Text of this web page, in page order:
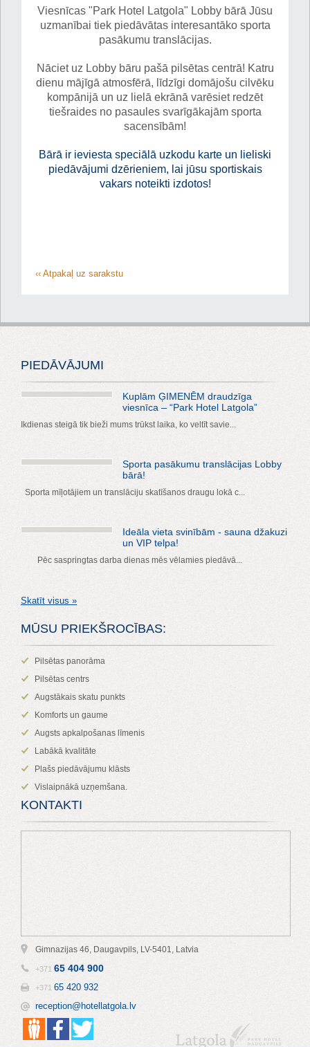
Viesnīcas "Park Hotel Latgola" Lobby bārā Jūsu
uzmanībai tiek piedāvātas interesantāko sporta
pasākumu translācijas.
Nāciet uz Lobby bāru pašā pilsētas centrā! Katru
dienu mājīgā atmosfērā, līdzīgi domājošu cilvēku
kompānijā un uz lielā ekrānā varēsiet redzēt
tiešraides no pasaules svarīgākajām sporta
sacensībām!
Bārā ir ieviesta speciālā uzkodu karte un lieliski
piedāvājumi dzērieniem, lai jūsu sportiskais
vakars noteikti izdotos!
‹‹ Atpakaļ uz sarakstu
PIEDĀVĀJUMI
Kuplām ĢIMENĒM draudzīga
viesnīca – “Park Hotel Latgola”
Ikdienas steigā tik bieži mums trūkst laika, ko veltīt savie...
Sporta pasākumu translācijas Lobby
bārā!
Sporta mīļotājiem un translāciju skatīšanos draugu lokā c...
Ideāla vieta svinībām - sauna džakuzi
un VIP telpa!
Pēc saspringtas darba dienas mēs vēlamies piedāvā...
Skatīt visus »
MŪSU PRIEKŠROCĪBAS:
Pilsētas panorāma
Pilsētas centrs
Augstākais skatu punkts
Komforts un gaume
Augsts apkalpošanas līmenis
Labākā kvalitāte
Plašs piedāvājumu klāsts
Vislaipnākā uzņemšana.
KONTAKTI
Gimnazijas 46, Daugavpils, LV-5401, Latvia
+371 65 404 900
+371 65 420 932
reception@hotellatgola.lv